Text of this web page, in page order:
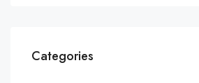
Categories